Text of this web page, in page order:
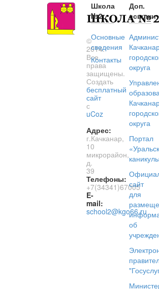
©
2014.
Все
права
защищены.
Создать
бесплатный
сайт
с
uCoz
Адрес:
г.Качканар,
10
микрорайон,
д.
39
Телефоны:
+7(34341)67005
E-
mail:
school2@kgo66.ru
Школа
№2
Основные
сведения
Контакты
Доп.
ссылки
округа
округа
Портал
сайт
для
об